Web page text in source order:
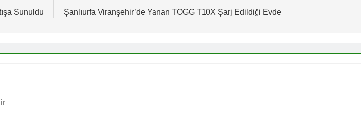
Sunuldu Şanlıurfa Viranşehir’de Yanan TOGG T10X Şarj Edildiği Evde